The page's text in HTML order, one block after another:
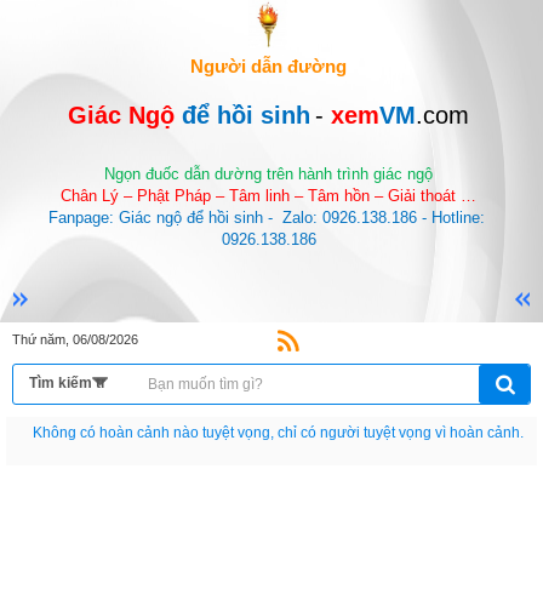
Người dẫn đường
Giác Ngộ để hồi sinh - xemVM.com
Ngọn đuốc dẫn dường trên hành trình giác ngộ
Chân Lý – Phật Pháp – Tâm linh – Tâm hồn – Giải thoát …
Fanpage: Giác ngộ để hồi sinh -  Zalo: 0926.138.186 - Hotline:
0926.138.186
Thứ năm, 06/08/2026
Nếu như không chịu học tập thì cho dù đi vạn dặm đường cũng chỉ là anh đưa